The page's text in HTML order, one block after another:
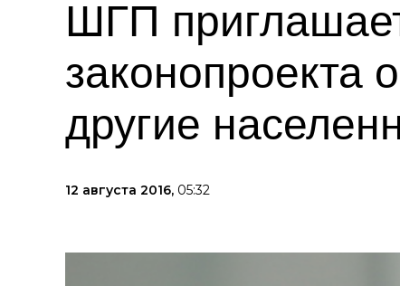
ШГП
законопроекта
другие
12 августа 2016, 05:32